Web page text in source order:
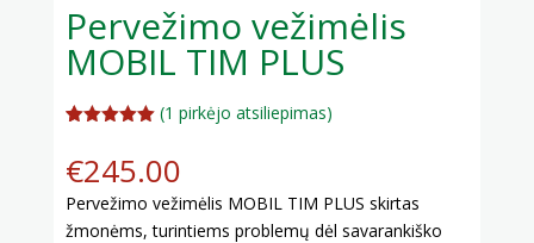
Pervežimo vežimėlis
MOBIL TIM PLUS
(viso
(1 pirkėjo atsiliepimas)
€245.00
Pervežimo vežimėlis MOBIL TIM PLUS skirtas
žmonėms, turintiems problemų dėl savarankiško